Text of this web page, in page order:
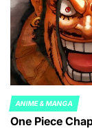
POSTED
IN
ANIME & MANGA
One Piece